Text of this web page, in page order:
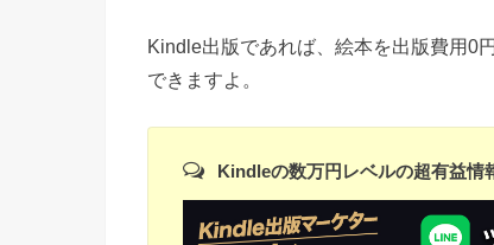
Kindle出版であれば、絵本を出版費用0
できますよ。
Kindleの数万円レベルの超有益情